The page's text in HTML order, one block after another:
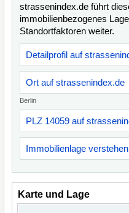
strassenindex.de führt
immobilienbezogenes
Standortfaktoren weiter.
Detailprofil auf
Ort auf strassenindex.de
Berlin
PLZ 14059 auf
Immobilienlage verstehen
Karte und Lage